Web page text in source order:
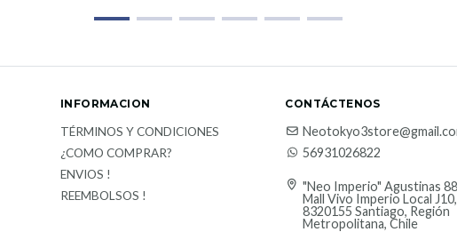
INFORMACION
TÉRMINOS Y CONDICIONES
¿COMO COMPRAR?
ENVIOS !
REEMBOLSOS !
CONTÁCTENOS
56931026822
"Neo Imperio" Agustinas
Mall Vivo Imperio Local J10,
8320155 Santiago, Región
Metropolitana, Chile